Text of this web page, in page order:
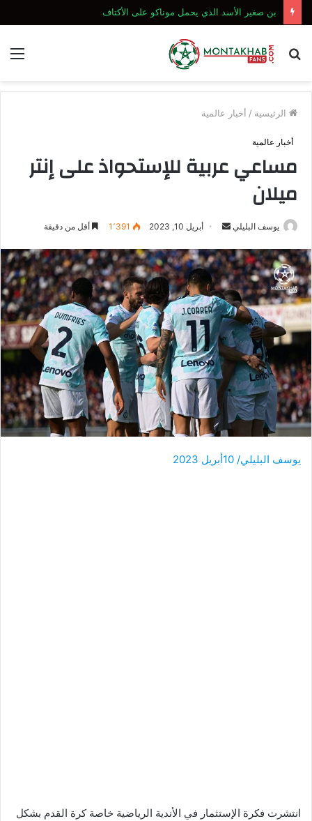
بن صغير الأسد الذي يحمل موناكو على الأكتاف
بحث
الرئيسية / أخبار عالمية
أخبار عالمية
مساعي عربية للإستحواذ على إنتر
ميلان
يوسف البليلي
أرسل
إلكترونيا
أبريل 10, 2023 1٬391 أقل من دقيقة
يوسف البليلي/ 10أبريل 2023
انتشرت فكرة الإستثمار في الأندية الرياضية خاصة كرة القدم بشكل